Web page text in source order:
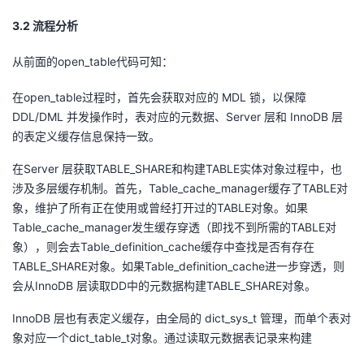
3.2 流程分析
从前面的open_table代码可知：
在open_table过程时，首先会获取对应的 MDL 锁，以保障
DDL/DML 并发操作时，表对应的元数据、Server 层和 InnoDB 层
的表定义缓存信息保持一致。
在Server 层获取TABLE_SHARE和构建TABLE实体对象过程中，也
涉及多层缓存机制。首先，Table_cache_manager缓存了TABLE对
象，维护了所有正在使用或曾经打开过的TABLE对象。如果
Table_cache_manager发生缓存穿透（即找不到所需的TABLE对
象），则会去Table_definition_cache缓存中查找是否有存在
TABLE_SHARE对象。如果Table_definition_cache进一步穿透，则
会从InnoDB 层读取DD中的元数据构建TABLE_SHARE对象。
InnoDB 层也有表定义缓存，由全局的 dict_sys_t 管理，而单个表对
象对应一个dict_table_t对象。通过读取元数据表记录来构建